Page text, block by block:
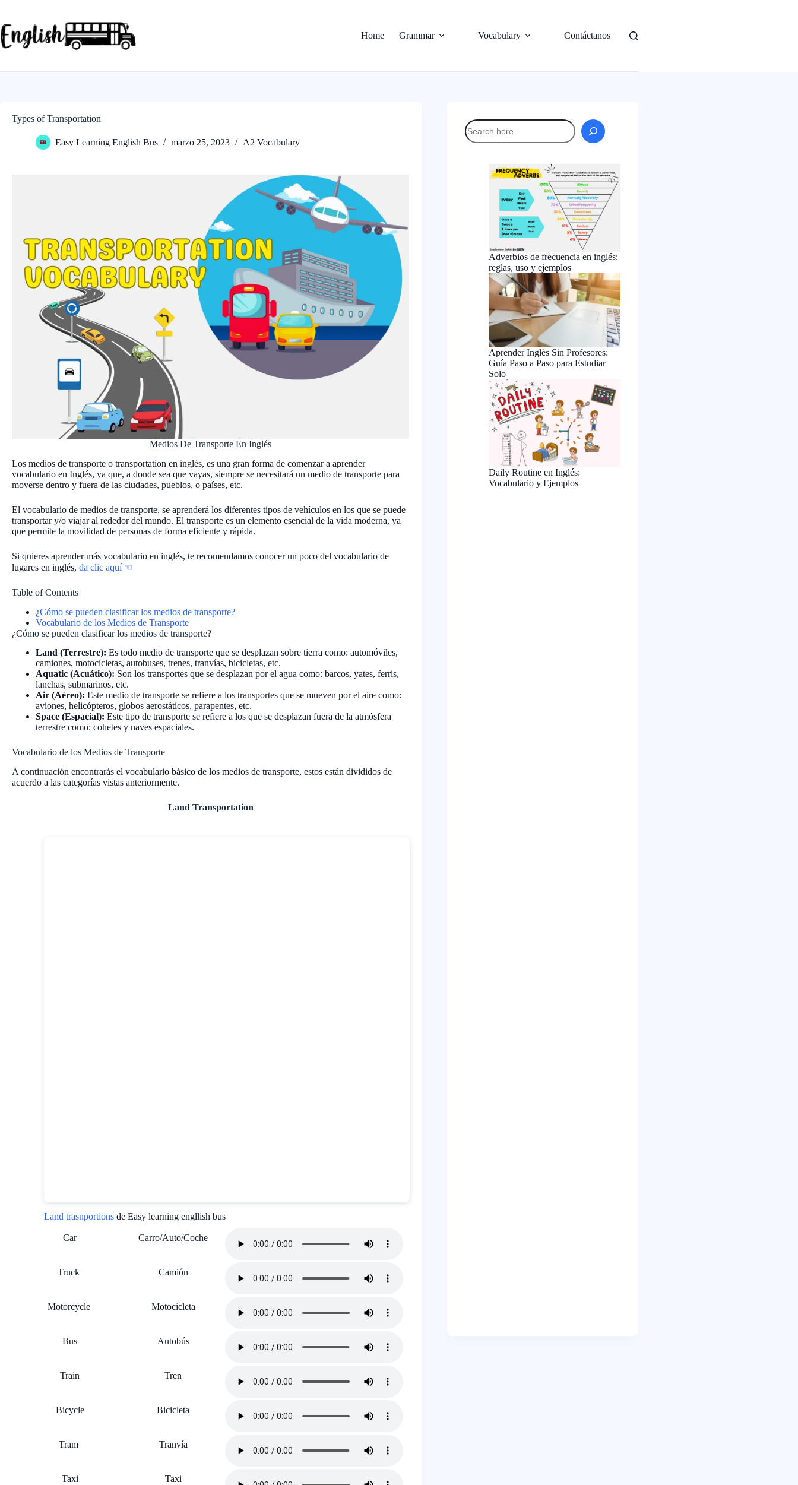
contenido
Home
Grammar Vocabulary Contáctanos
Types of Transportation
Easy Learning English Bus marzo 25, 2023 A2 Vocabulary
Medios De Transporte En Inglés
Los medios de transporte o transportation en inglés, es una gran forma de comenzar a aprender
vocabulario en Inglés, ya que, a donde sea que vayas, siempre se necesitará un medio de transporte para
moverse dentro y fuera de las ciudades, pueblos, o países, etc.
El vocabulario de medios de transporte, se aprenderá los diferentes tipos de vehículos en los que se puede
transportar y/o viajar al rededor del mundo. El transporte es un elemento esencial de la vida moderna, ya
que permite la movilidad de personas de forma eficiente y rápida.
Si quieres aprender más vocabulario en inglés, te recomendamos conocer un poco del vocabulario de
lugares en inglés, da clic aquí ☜
Table of Contents
¿Cómo se pueden clasificar los medios de transporte?
Vocabulario de los Medios de Transporte
¿Cómo se pueden clasificar los medios de transporte?
Land (Terrestre): Es todo medio de transporte que se desplazan sobre tierra como: automóviles,
camiones, motocicletas, autobuses, trenes, tranvías, bicicletas, etc.
Aquatic (Acuático): Son los transportes que se desplazan por el agua como: barcos, yates, ferris,
lanchas, submarinos, etc.
Air (Aéreo): Este medio de transporte se refiere a los transportes que se mueven por el aire como:
aviones, helicópteros, globos aerostáticos, parapentes, etc.
Space (Espacial): Este tipo de transporte se refiere a los que se desplazan fuera de la atmósfera
terrestre como: cohetes y naves espaciales.
Vocabulario de los Medios de Transporte
A continuación encontrarás el vocabulario básico de los medios de transporte, estos están divididos de
acuerdo a las categorías vistas anteriormente.
Land Transportation
Land trasnportions de Easy learning engllish bus
Car Carro/Auto/Coche
Truck Camión
Motorcycle Motocicleta
Bus Autobús
Train Tren
Bicycle Bicicleta
Tram Tranvía
Taxi Taxi
Buscar
Adverbios de frecuencia en inglés:
reglas, uso y ejemplos
Aprender Inglés Sin Profesores:
Guía Paso a Paso para Estudiar
Solo
Daily Routine en Inglés:
Vocabulario y Ejemplos